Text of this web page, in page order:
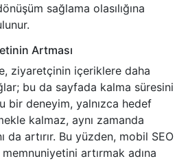
sağlama olasılığına
Artması
ziyaretçinin içeriklere daha
bu da sayfada kalma süresini
bir deneyim, yalnızca hedef
kalmaz, aynı zamanda
da artırır. Bu yüzden, mobil SEO
memnuniyetini artırmak adına